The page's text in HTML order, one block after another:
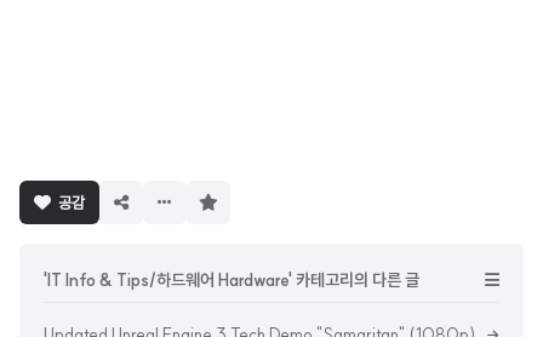
공감
'IT Info & Tips/하드웨어 Hardware' 카테고리의 다른 글